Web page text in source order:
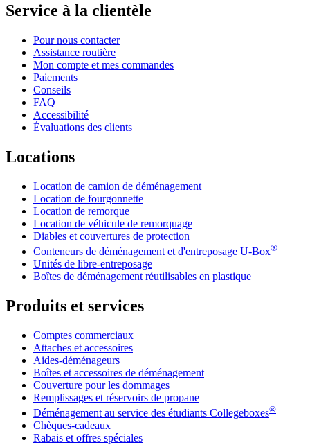
Service à la clientèle
Pour nous contacter
Assistance routière
Mon compte et mes commandes
Paiements
Conseils
FAQ
Accessibilité
Évaluations des clients
Locations
Location de camion de déménagement
Location de fourgonnette
Location de remorque
Location de véhicule de remorquage
Diables et couvertures de protection
Conteneurs de déménagement et d'entreposage U-Box®
Unités de libre-entreposage
Boîtes de déménagement réutilisables en plastique
Produits et services
Comptes commerciaux
Attaches et accessoires
Aides-déménageurs
Boîtes et accessoires de déménagement
Couverture pour les dommages
Remplissages et réservoirs de propane
Déménagement au service des étudiants Collegeboxes®
Chèques-cadeaux
Rabais et offres spéciales